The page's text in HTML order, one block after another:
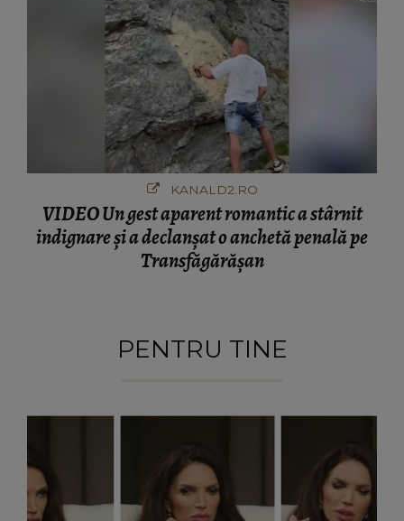
KANALD2.RO
VIDEO Un gest aparent romantic a stârnit
indignare și a declanșat o anchetă penală pe
Transfăgărășan
PENTRU TINE